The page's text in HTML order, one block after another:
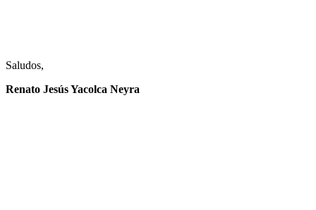
Saludos,
Renato Jesús Yacolca Neyra